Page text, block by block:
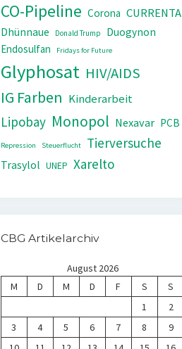
CO-Pipeline Corona CURRENTA
Dhünnaue Donald Trump
Duogynon
Endosulfan
Fridays for Future
Glyphosat HIV/AIDS
IG Farben Kinderarbeit
Lipobay Monopol Nexavar PCB
Repression Steuerflucht Tierversuche
Trasylol UNEP Xarelto
CBG Artikelarchiv
August 2026
M
D M D F S
S
1
2
3
4 5 6 7 8
9